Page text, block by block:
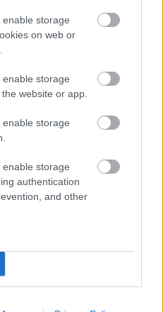
storage
on web or
storage
website or app.
storage
storage
authentication
and other
haza... s bár
a témát hagyjuk,
;-D
gyógyult vagyok, Te
hozzá. :)))))
dr.)